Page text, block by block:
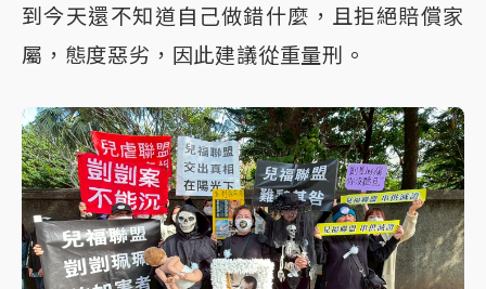
到今天還不知道自己做錯什麼，且拒絕賠償家
屬，態度惡劣，因此建議從重量刑。